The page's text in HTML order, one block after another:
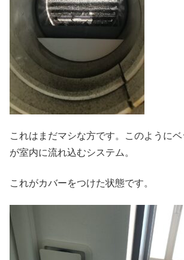
これはまだマシな方です。このように
が室内に流れ込むシステム。
これがカバーをつけた状態です。